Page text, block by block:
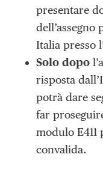
presentare
Italia presso
Solo dopo
risposta
potrà dare
far
modulo
convalida.